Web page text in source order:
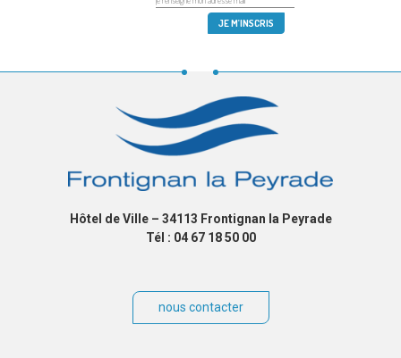
Hôtel de Ville – 34113 Frontignan la Peyrade
Tél : 04 67 18 50 00
nous contacter